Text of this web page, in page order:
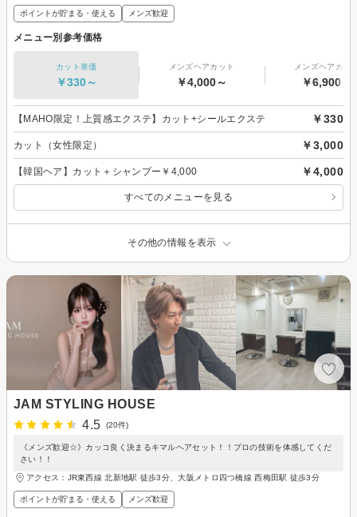
ポイントが貯まる・使える メンズ歓迎
メニュー別参考価格
カット単価
￥330～
メンズヘアカット
￥4,000～
メンズヘアカラ
￥6,900～
【MAHO限定！上質感エクステ】カット+シールエクステ ￥330
カット（女性限定） ￥3,000
【韓国ヘア】カット＋シャンプー￥4,000 ￥4,000
すべてのメニューを見る
その他の情報を表示
JAM STYLING HOUSE
4.5
(20件)
《メンズ歓迎☆》カッコ良く決まるキマルヘアセット！！プロの技術を体感してくだ
さい！！
アクセス：JR東西線 北新地駅 徒歩3分、大阪メトロ四つ橋線 西梅田駅 徒歩3分
ポイントが貯まる・使える メンズ歓迎